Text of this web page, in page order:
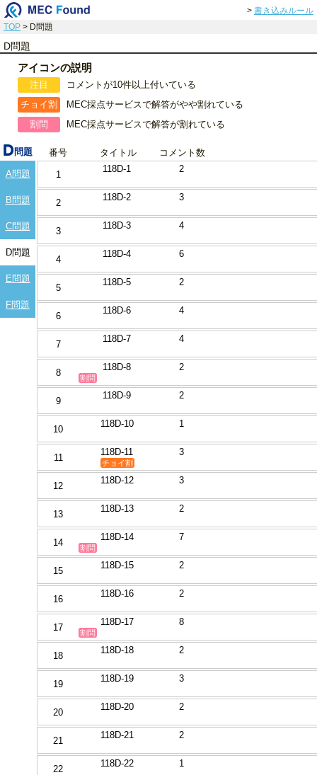
> 書き込みルール
TOP > D問題
D問題
アイコンの説明
注目
コメントが10件以上付いている
チョイ割
MEC採点サービスで解答がやや割れている
割問
MEC採点サービスで解答が割れている
D 問題 番号 タイトル
コメント数
A問題
B問題
C問題
D問題
E問題
F問題
1
118D-1 2
2
118D-2 3
3
118D-3 4
4
118D-4 6
5
118D-5 2
6
118D-6 4
7
118D-7 4
8
118D-8 2
割問
9
118D-9 2
10
118D-10 1
11
118D-11 3
チョイ割
12
118D-12 3
13
118D-13 2
14
118D-14 7
割問
15
118D-15 2
16
118D-16 2
17
118D-17 8
割問
18
118D-18 2
19
118D-19 3
20
118D-20 2
21
118D-21 2
22
118D-22 1